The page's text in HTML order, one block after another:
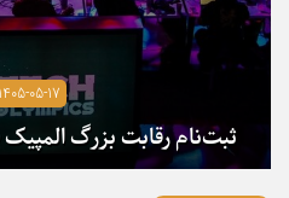
1405-05-17
ثبت‌نام رقابت بزرگ المپیک فناوری